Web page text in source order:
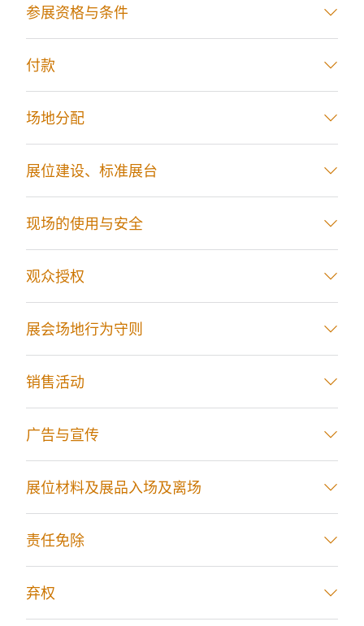
参展资格与条件
付款
场地分配
展位建设、标准展台
现场的使用与安全
观众授权
展会场地行为守则
销售活动
广告与宣传
展位材料及展品入场及离场
责任免除
弃权